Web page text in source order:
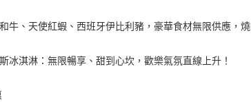
牛、天使紅蝦、西班牙伊比利豬，豪華食材無限供應，
冰淇淋：無限暢享、甜到心坎，歡樂氣氛直線上升！